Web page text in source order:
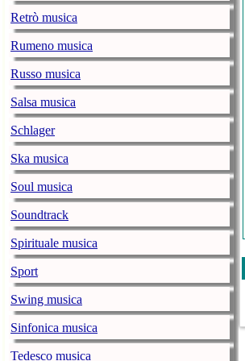
Retrò musica
Rumeno musica
Russo musica
Salsa musica
Schlager
Ska musica
Soul musica
Soundtrack
Spirituale musica
Sport
Swing musica
Sinfonica musica
Tedesco musica